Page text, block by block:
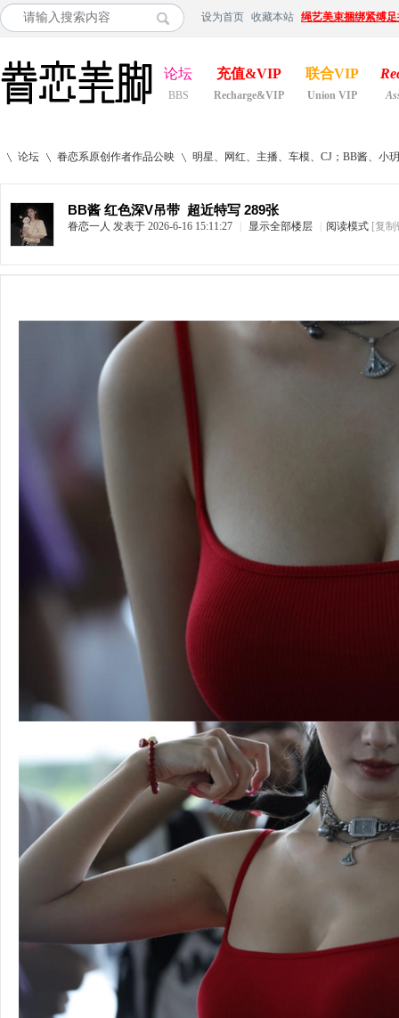
设为首页 收藏本站 绳艺美束捆绑紧缚
论坛
BBS
充值&VIP
Recharge&VIP
联合VIP
Union VIP
论坛
›
眷恋系原创作者作品公映
›
明星、网红、主播、车模、CJ；BB酱、小
BB酱 红色深V吊带  超近特写 289张
眷恋一人 发表于 2026-6-16 15:11:27 显示全部楼层 阅读模式 [复